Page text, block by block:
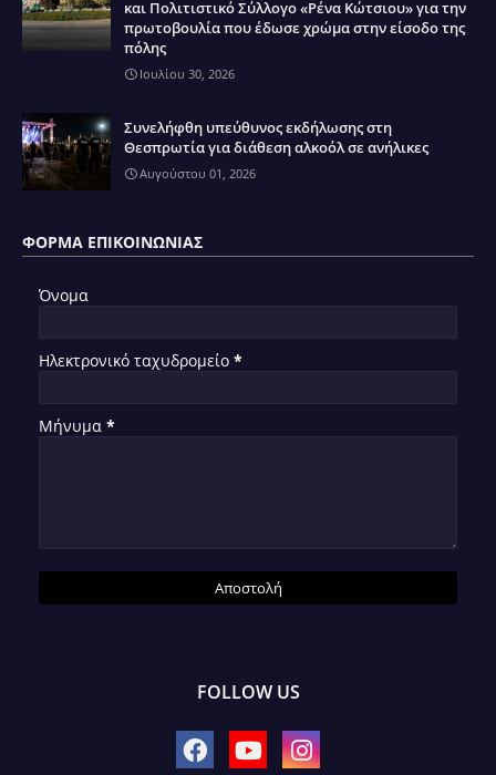
και Πολιτιστικό Σύλλογο «Ρένα Κώτσιου» για την
πρωτοβουλία που έδωσε χρώμα στην είσοδο της
πόλης
Ιουλίου 30, 2026
Συνελήφθη υπεύθυνος εκδήλωσης στη
Θεσπρωτία για διάθεση αλκοόλ σε ανήλικες
Αυγούστου 01, 2026
ΦΌΡΜΑ ΕΠΙΚΟΙΝΩΝΊΑΣ
Όνομα
Ηλεκτρονικό ταχυδρομείο *
Μήνυμα *
FOLLOW US